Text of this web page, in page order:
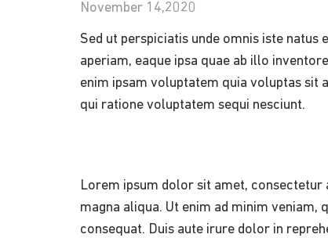
November 14,2020
Sed ut perspiciatis unde omnis iste
aperiam, eaque ipsa quae ab illo
enim ipsam voluptatem quia voluptas sit
qui ratione voluptatem sequi nesciunt.
Lorem ipsum dolor sit amet,
magna aliqua. Ut enim ad minim
consequat. Duis aute irure dolor in